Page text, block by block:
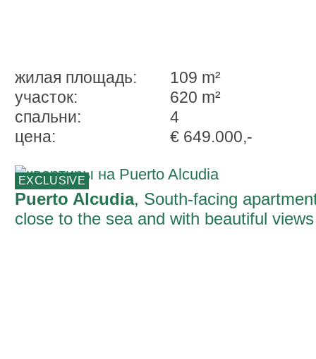
жилая площадь:
109 m²
участок:
620 m²
спальни:
4
ценa:
€ 649.000,-
EXCLUSIVE
Puerto Alcudia, South-facing
close to the sea and with beautiful views